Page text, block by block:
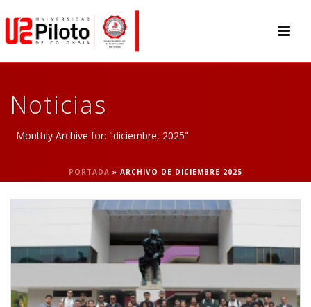
Noticias
Monthly Archive for: "diciembre, 2025"
PORTADA » ARCHIVO DE DICIEMBRE 2025